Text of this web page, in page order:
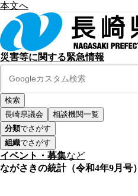
本文へ
災害等に関する緊急情報
長崎県議会
相談機関一覧
分類でさがす
組織でさがす
イベント・募集など
ながさきの統計（令和4年9月号）